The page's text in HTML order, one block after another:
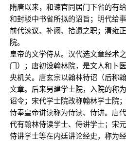
隋唐以来，和谏官同居门下省的有
和封驳中书省所拟的诏旨；明代给
前代谏议、补阙、拾遗之职；清雍
院。
皇帝的文学侍从。汉代选文章经术
门）；唐初设翰林院，是文人和卜
央机关。唐玄宗以翰林待诏（后称
文章。后来另建学士院，入院的称
诏令；宋代学士院改称翰林学士院
侍奉皇帝讲读称为侍读、侍讲。唐
代有翰林侍读学士、侍讲学士；宋
侍讲学士等在内廷讲论经史，称为经